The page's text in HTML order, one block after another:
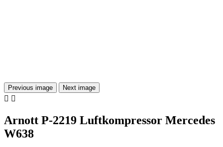
Previous image Next image
 
Arnott P-2219 Luftkompressor Mercedes
W638